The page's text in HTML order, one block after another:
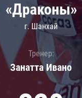
«Драконы»
г. Шанхай
Тренер:
Занатта Иванo